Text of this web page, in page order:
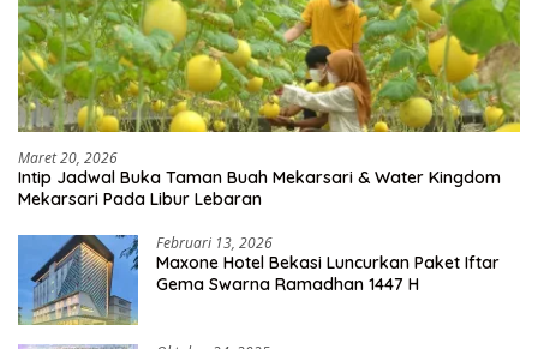
Maret 20, 2026
Intip Jadwal Buka Taman Buah Mekarsari & Water Kingdom
Mekarsari Pada Libur Lebaran
Februari 13, 2026
Maxone Hotel Bekasi Luncurkan Paket Iftar
Gema Swarna Ramadhan 1447 H